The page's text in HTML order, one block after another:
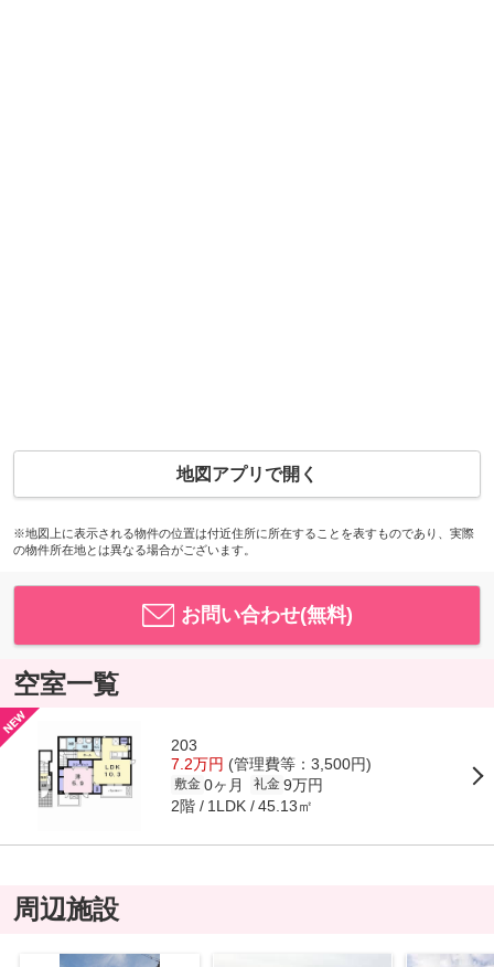
地図アプリで開く
※地図上に表示される物件の位置は付近住所に所在することを表すものであり、実際
の物件所在地とは異なる場合がございます。
お問い合わせ(無料)
空室一覧
203
7.2万円 (管理費等：3,500円)
敷金 0ヶ月 礼金 9万円
2階 1LDK 45.13㎡
周辺施設